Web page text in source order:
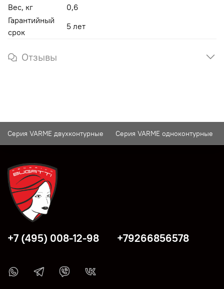
Вес, кг
0,6
Гарантийный
срок
5 лет
Отзывы
Серия VARME двухконтурные Серия VARME одноконтурные
+7 (495) 008-12-98 +79266856578